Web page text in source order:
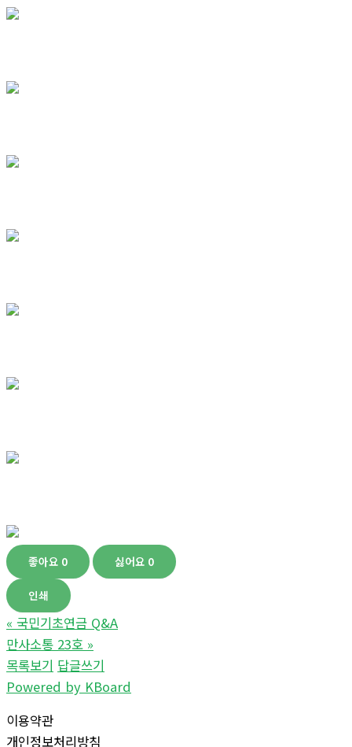
좋아요 0 싫어요 0
인쇄
« 국민기초연금 Q&A
만사소통 23호 »
목록보기 답글쓰기
Powered by KBoard
이용약관
개인정보처리방침